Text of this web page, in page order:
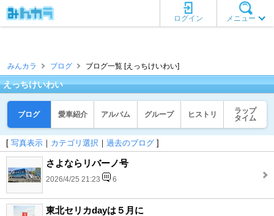
メニュー
ログイン
みんカラ ブログ ブログ一覧 [えっちけいわい]
えっちけいわい
ブログ 愛車紹介 アルバム グループ ヒストリ
ラップ
タイム
[ 写真表示 ｜ カテゴリ選択 ｜ 過去のブログ ]
さよならリバーノ号
2026/4/25 21:23 6
東北セリカdayは５月に